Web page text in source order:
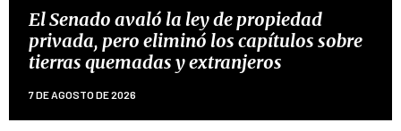
El Senado avaló la ley de propiedad
privada, pero eliminó los capítulos sobre
tierras quemadas y extranjeros
7 DE AGOSTO DE 2026